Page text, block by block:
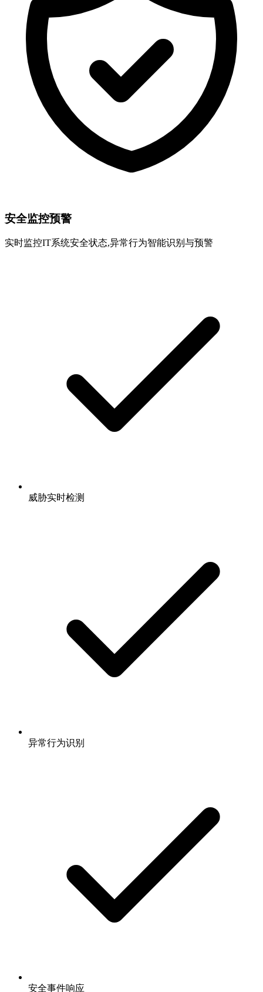
安全监控预警
实时监控IT系统安全状态,异常行为智能识别与预警
威胁实时检测
异常行为识别
安全事件响应